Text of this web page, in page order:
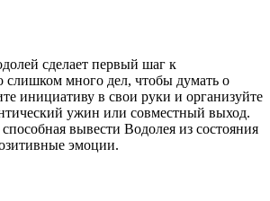
сделает первый шаг к
много дел, чтобы думать о
инициативу в свои руки и организуйте
ужин или совместный выход.
вывести Водолея из состояния
эмоции.